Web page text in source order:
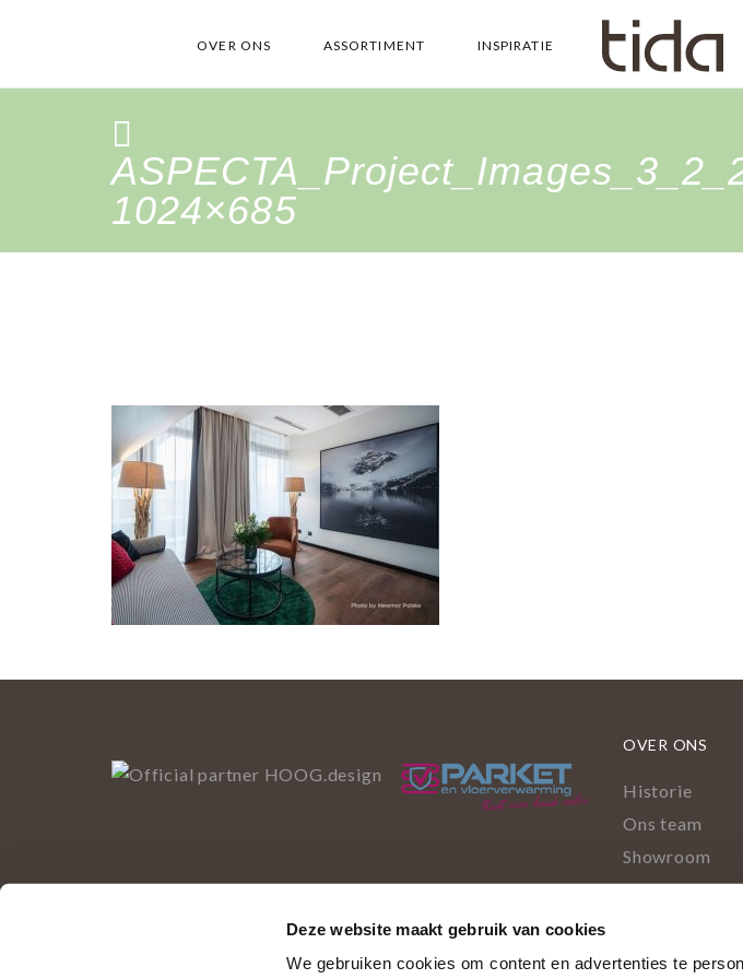
Deze website maakt gebruik van cookies
We gebruiken cookies om content en advertenties te
OVER ONS ASSORTIMENT INSPIRATIE
1024×685
OVER ONS
Historie
Ons team
Showroom
Deze website gebruikt cookies